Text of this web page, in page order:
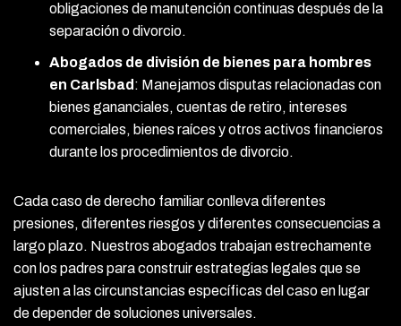
obligaciones de manutención continuas después de la
separación o divorcio.
Abogados de división de bienes para hombres
en Carlsbad : Manejamos disputas relacionadas con
bienes gananciales, cuentas de retiro, intereses
comerciales, bienes raíces y otros activos financieros
durante los procedimientos de divorcio.
Cada caso de derecho familiar conlleva diferentes
presiones, diferentes riesgos y diferentes consecuencias a
largo plazo. Nuestros abogados trabajan estrechamente
con los padres para construir estrategias legales que se
ajusten a las circunstancias específicas del caso en lugar
de depender de soluciones universales.